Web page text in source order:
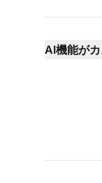
AI機能が